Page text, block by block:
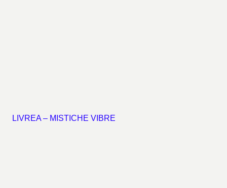
LIVREA – MISTICHE VIBRE